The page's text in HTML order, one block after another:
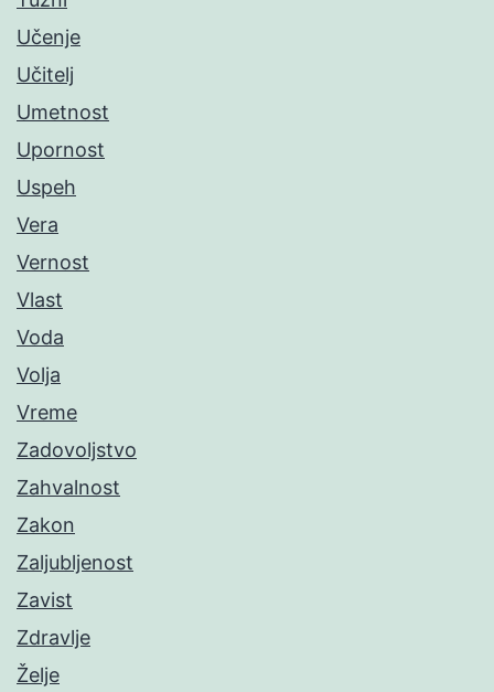
Učenje
Učitelj
Umetnost
Upornost
Uspeh
Vera
Vernost
Vlast
Voda
Volja
Vreme
Zadovoljstvo
Zahvalnost
Zakon
Zaljubljenost
Zavist
Zdravlje
Želje